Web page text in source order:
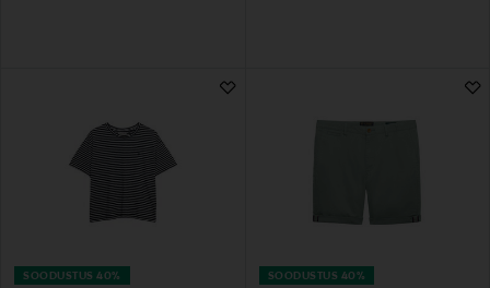
SOODUSTUS 40% SOODUSTUS 40%